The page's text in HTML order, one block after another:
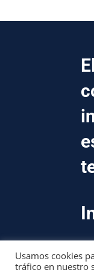
CONTACTO
Usamos cookies
tráfico en nuestro